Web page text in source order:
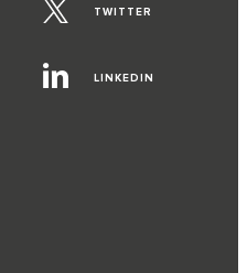
TWITTER
LINKEDIN